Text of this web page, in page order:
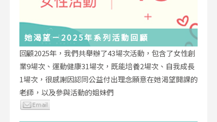
她渴望－2025年系列活動回顧
回顧2025年，我們共舉辦了43場次活動，包含了女性創
業9場次、運動健康31場次，既能培養2場次、自我成長
1場次，很感謝因認同公益付出理念願意在她渴望開課的
老師，以及參與活動的姐妹們